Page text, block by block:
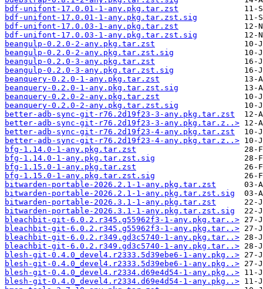
bdf-unifont-17.0.01-1-any.pkg.tar.zst
bdf-unifont-17.0.01-1-any.pkg.tar.zst.sig
bdf-unifont-17.0.03-1-any.pkg.tar.zst
bdf-unifont-17.0.03-1-any.pkg.tar.zst.sig
beangulp-0.2.0-2-any.pkg.tar.zst
beangulp-0.2.0-2-any.pkg.tar.zst.sig
beangulp-0.2.0-3-any.pkg.tar.zst
beangulp-0.2.0-3-any.pkg.tar.zst.sig
beanquery-0.2.0-1-any.pkg.tar.zst
beanquery-0.2.0-1-any.pkg.tar.zst.sig
beanquery-0.2.0-2-any.pkg.tar.zst
beanquery-0.2.0-2-any.pkg.tar.zst.sig
better-adb-sync-git-r76.2d19f23-3-any.pkg.tar.zst
better-adb-sync-git-r76.2d19f23-3-any.pkg.tar.z..>
better-adb-sync-git-r76.2d19f23-4-any.pkg.tar.zst
better-adb-sync-git-r76.2d19f23-4-any.pkg.tar.z..>
bfg-1.14.0-1-any.pkg.tar.zst
bfg-1.14.0-1-any.pkg.tar.zst.sig
bfg-1.15.0-1-any.pkg.tar.zst
bfg-1.15.0-1-any.pkg.tar.zst.sig
bitwarden-portable-2026.2.1-1-any.pkg.tar.zst
bitwarden-portable-2026.2.1-1-any.pkg.tar.zst.sig
bitwarden-portable-2026.3.1-1-any.pkg.tar.zst
bitwarden-portable-2026.3.1-1-any.pkg.tar.zst.sig
bleachbit-git-6.0.2.r345.g55962f3-1-any.pkg.tar..>
bleachbit-git-6.0.2.r345.g55962f3-1-any.pkg.tar..>
bleachbit-git-6.0.2.r349.gd3c5740-1-any.pkg.tar..>
bleachbit-git-6.0.2.r349.gd3c5740-1-any.pkg.tar..>
blesh-git-0.4.0_devel4.r2333.5d39ebe6-1-any.pkg..>
blesh-git-0.4.0_devel4.r2333.5d39ebe6-1-any.pkg..>
blesh-git-0.4.0_devel4.r2334.d69e4d54-1-any.pkg..>
blesh-git-0.4.0_devel4.r2334.d69e4d54-1-any.pkg..>